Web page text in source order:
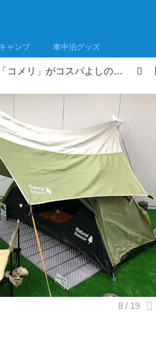
キャンプ 車中泊グッズ
「コメリ」がコスパよしのキャンプ用品をお披露目！秋冬キャンプ新製品もチェックしてきたぞ！